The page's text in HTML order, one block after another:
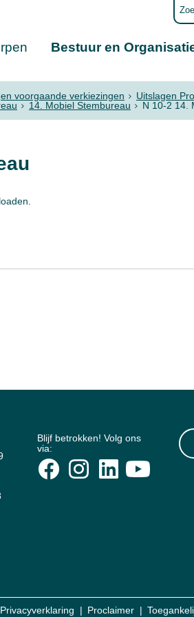
Bestuur en
voorgaande verkiezingen Uitslagen
14. Mobiel Stembureau N 10-2 14.
Blijf betrokken! Volg ons
via:
Privacyverklaring Proclaimer